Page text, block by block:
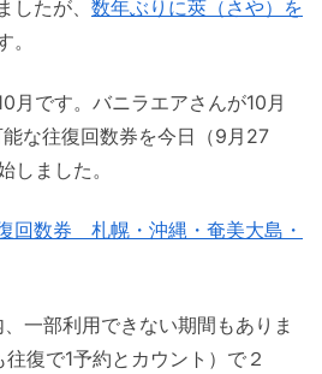
したが、 数年ぶりに莢（さや）を
。
月です。バニラエアさんが10月
な往復回数券を今日（9月27
しました。
回数券 札幌・沖縄・奄美大島・
一部利用できない期間もありま
復で1予約とカウント）で２